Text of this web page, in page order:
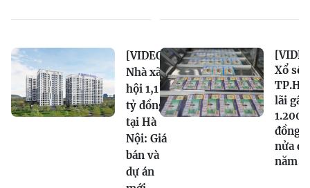
[VIDEO]
Nhà xã
hội 1,1
tỷ đồng
tại Hà
Nội: Giá
bán và
dự án
Xổ số
lãi gần
1.200
đồng
nửa
năm